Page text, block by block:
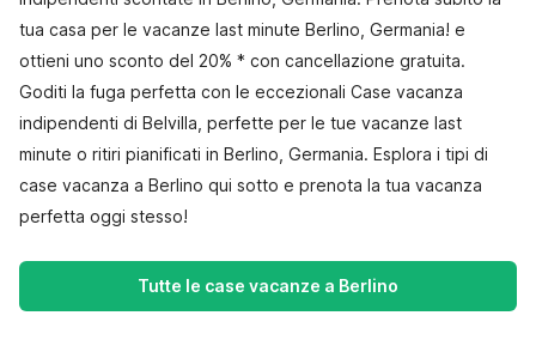
tua casa per le vacanze last minute Berlino, Germania! e
ottieni uno sconto del 20% * con cancellazione gratuita.
Goditi la fuga perfetta con le eccezionali Case vacanza
indipendenti di Belvilla, perfette per le tue vacanze last
minute o ritiri pianificati in Berlino, Germania. Esplora i tipi di
case vacanza a Berlino qui sotto e prenota la tua vacanza
perfetta oggi stesso!
Tutte le case vacanze a Berlino